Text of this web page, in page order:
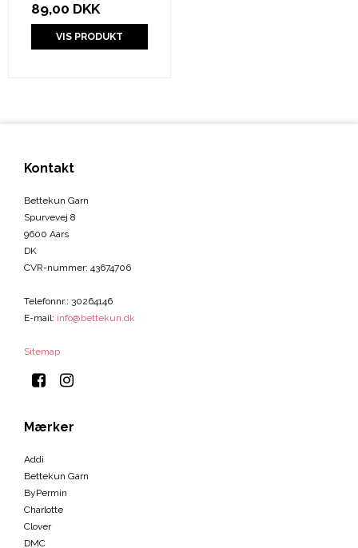
89,00 DKK
VIS PRODUKT
Kontakt
Bettekun Garn
Spurvevej 8
9600 Aars
DK
CVR-nummer: 43674706
Telefonnr.: 30264146
E-mail: info@bettekun.dk
Sitemap
Mærker
Addi
Bettekun Garn
ByPermin
Charlotte
Clover
DMC